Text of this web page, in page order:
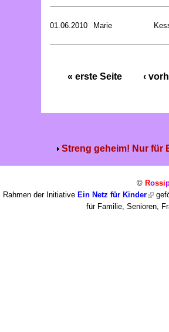
01.06.2010 Marie
« erste Seite ‹
Streng geheim! Nur für
© Rossi
der Initiative Ein Netz für Kinder
für Familie, Senioren,